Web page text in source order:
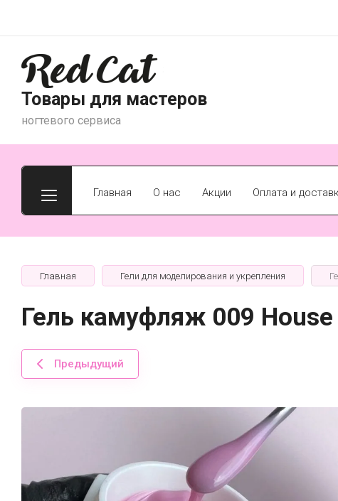
Товары для мастеров
ногтевого сервиса
Главная О нас Акции Оплата и
Главная Гели для моделирования и укрепления
Гель камуфляж 009 House
Предыдущий